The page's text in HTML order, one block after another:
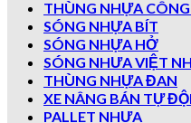
THÙNG NHỰA
SÓNG NHỰA BÍT
SÓNG NHỰA HỞ
SÓNG NHƯA VIỆT
THÙNG NHỰA ĐAN
XE NÂNG BÁN TỰ
PALLET NHỰA